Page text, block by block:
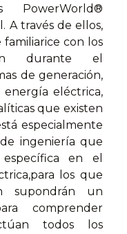
PowerWorld®
A través de ellos,
con los
durante el
de generación,
eléctrica,
que existen
especialmente
ingeniería que
en el
los que
supondrán un
comprender
todos los